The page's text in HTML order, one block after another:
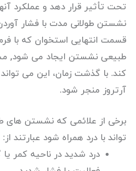
تحت تأثیر قرار دهد و عملکرد
نشستن طولانی مدت با فشار
قسمت انتهایی استخوان که با
طبیعی نشستن ایجاد می شود,
کند. با گذشت زمان، این می
آرتروز منجر شود.
برخی از علائمی که نشستن های
تواند با درد همراه شود عبارتند از:
درد شدید در ناحیه کمر